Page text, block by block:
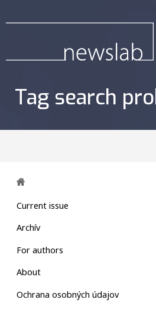
Tag search
Current issue
Archív
For authors
About
Ochrana osobných údajov